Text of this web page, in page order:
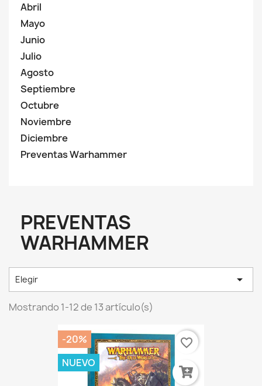
Abril
Mayo
Junio
Julio
Agosto
Septiembre
Octubre
Noviembre
Diciembre
Preventas Warhammer
PREVENTAS
WARHAMMER
Elegir 
Mostrando 1-12 de 13 artículo(s)
-20%
NUEVO
favorite_border